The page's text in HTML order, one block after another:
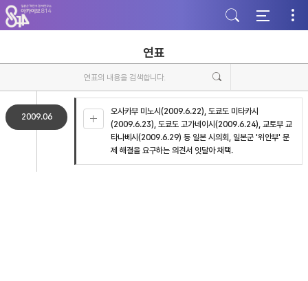
주
메
뉴
가
본
문
바
기
하
단
바
기
연표
2009.06
오사카부 미노시(2009.6.22), 도쿄도 미타카시
(2009.6.23), 도쿄도 고가네이시(2009.6.24), 교토부 교
타나베시(2009.6.29) 등 일본 시의회, 일본군 '위안부' 문
제 해결을 요구하는 의견서 잇달아 채택.